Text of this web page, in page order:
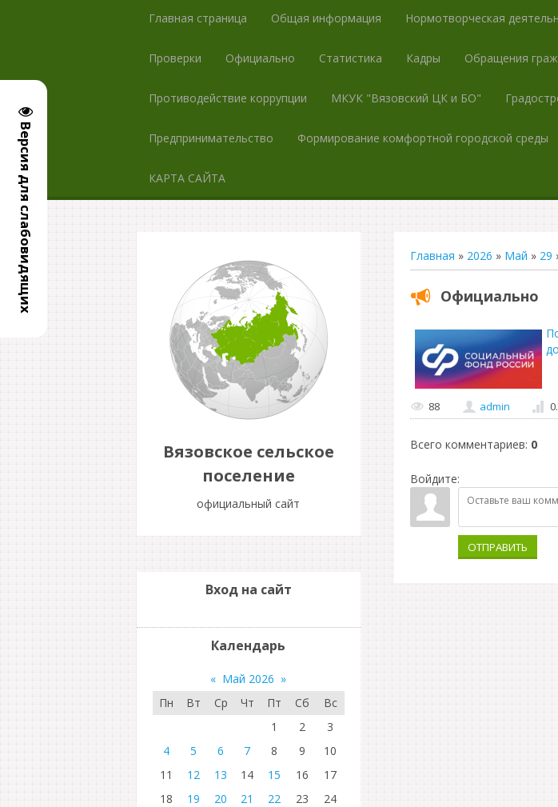
Версия для слабовидящих
Главная страница Общая информация Нормотворческая
Проверки Официально Статистика Кадры Обращения
Противодействие коррупции МКУК "Вязовский ЦК и БО"
Предпринимательство Формирование комфортной городской среды
КАРТА САЙТА
Вязовское сельское
поселение
официальный сайт
Главная » 2026 » Май » 29
Официально
88 admin
Всего комментариев: 0
Войдите:
ОТПРАВИТЬ
Вход на сайт
Календарь
« Май 2026 »
Пн
Вт Ср Чт Пт Сб
Вс
1
2
3
4
5 6 7 8 9
10
11
12 13 14 15 16
17
18
19 20 21 22 23
24